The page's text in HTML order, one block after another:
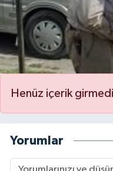
Henüz içerik
Yorumlar
Haber Arşivi